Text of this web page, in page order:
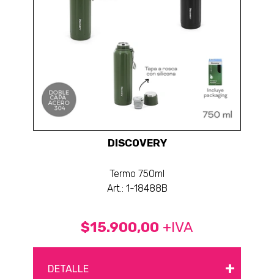
DISCOVERY
Termo 750ml
Art.: 1-18488B
$15.900,00 +IVA
DETALLE +